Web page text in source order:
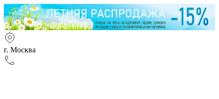
г. Москва